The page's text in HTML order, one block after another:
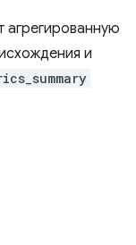
агрегированную
и